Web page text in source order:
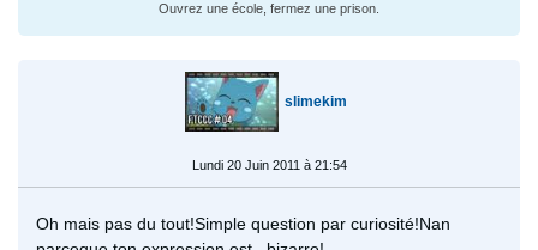
Ouvrez une école, fermez une prison.
slimekim
Lundi 20 Juin 2011 à 21:54
Oh mais pas du tout!Simple question par curiosité!Nan